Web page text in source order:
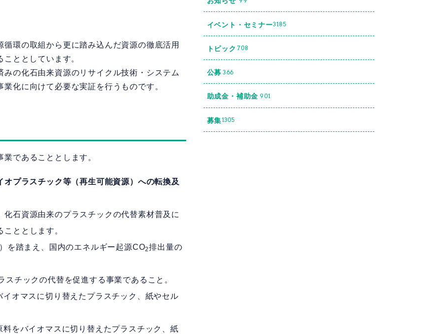
環の取組から更に踏み込んだ資源の徹底活用
こととしています。
の化石由来資源のリサイクル技術・システム
化に向けて必要な実証を行うものです。
であることとします。
オプラスチック等（再生可能資源）への転換及
石資源由来のプラスチックの代替素材普及に
ることとします。
を踏まえ、国内のエネルギー起源CO2排出量の
チックの代替を促進する事業であること。
オマスに切り替えたプラスチック、紙やセル
をバイオマスに切り替えたプラスチック、紙
イベント・セミナー3185
トピック 708
公募 366
助成金・補助金 901
募集1305